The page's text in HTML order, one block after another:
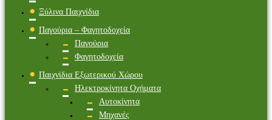
Ξύλινα Παιχνίδια
Παγούρια – Φαγητοδοχεία
Παγούρια
Φαγητοδοχεία
Παιχνίδια Εξωτερικού Χώρου
Ηλεκτροκίνητα Οχήματα
Αυτοκίνητα
Μηχανές